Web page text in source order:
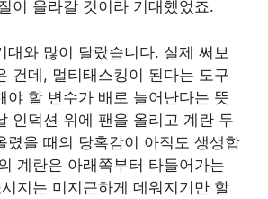
이 올라갈 것이라 기대했었죠.
대와 많이 달랐습니다. 실제 써보
건데, 멀티태스킹이 된다는 도구
야 할 변수가 배로 늘어난다는 뜻
인덕션 위에 팬을 올리고 계란 두
렸을 때의 당혹감이 아직도 생생합
계란은 아래쪽부터 타들어가는
지는 미지근하게 데워지기만 할